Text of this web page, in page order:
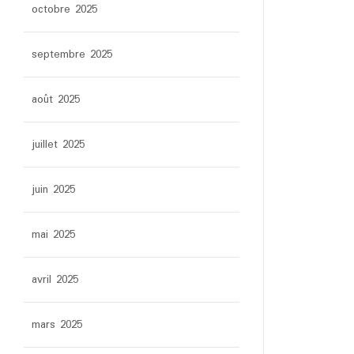
octobre 2025
septembre 2025
août 2025
juillet 2025
juin 2025
mai 2025
avril 2025
mars 2025